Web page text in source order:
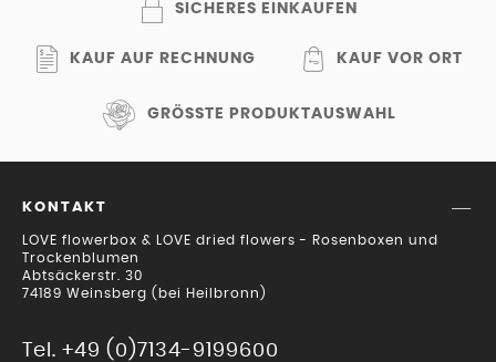
SICHERES EINKAUFEN
KAUF AUF RECHNUNG KAUF VOR ORT
GRÖSSTE PRODUKTAUSWAHL
KONTAKT
LOVE flowerbox & LOVE dried flowers - Rosenboxen und
Trockenblumen
Abtsäckerstr. 30
74189 Weinsberg (bei Heilbronn)
Tel. +49 (0)7134-9199600